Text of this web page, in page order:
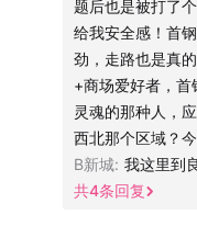
（公众号：吃较瘦
出，破除迷思一针
吃较瘦公众号二维码
VX）：
题后也是被打了
给我安全感！首
劲，走路也是真
+商场爱好者，
灵魂的那种人，
西北那个区域？
B新城: 我这里到
共4条回复